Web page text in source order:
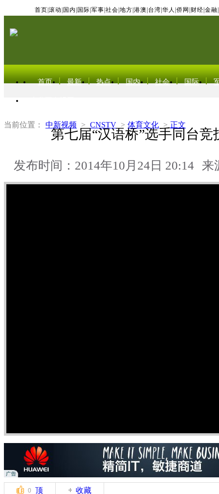
首页 滚动 国内 国际 军事 社会 地方 港澳 台湾 华人 侨网 财经 金融
首页 最新 热点 国内 社会 国际
当前位置： 中新视频 > CNSTV > 体育文化 > 正文
第七届“汉语桥”选手同台竞
发布时间：2014年10月24日 20:14 来
0 顶 收藏